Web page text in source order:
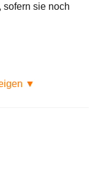
sofern sie noch
▼